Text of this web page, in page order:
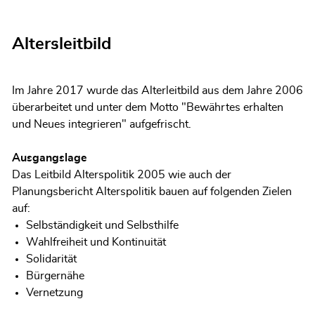
Altersleitbild
Im Jahre 2017 wurde das Alterleitbild aus dem Jahre 2006
überarbeitet und unter dem Motto "Bewährtes erhalten
und Neues integrieren" aufgefrischt.
Ausgangslage
Das Leitbild Alterspolitik 2005 wie auch der
Planungsbericht Alterspolitik bauen auf folgenden Zielen
auf:
Selbständigkeit und Selbsthilfe
Wahlfreiheit und Kontinuität
Solidarität
Bürgernähe
Vernetzung